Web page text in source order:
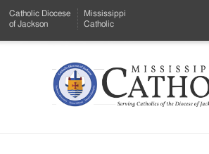
to
Menu
Content
Catholic Diocese
of Jackson
Mississippi
Catholic
Mississippi